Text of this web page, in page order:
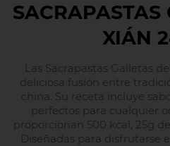
SACRAPASTAS
XIÁN
Las Sacrapastas Galletas
deliciosa fusión entre
china. Su receta incluye
perfectos para cualquier
proporcionan 500 kcal, 25g
Diseñadas para disfrutarse